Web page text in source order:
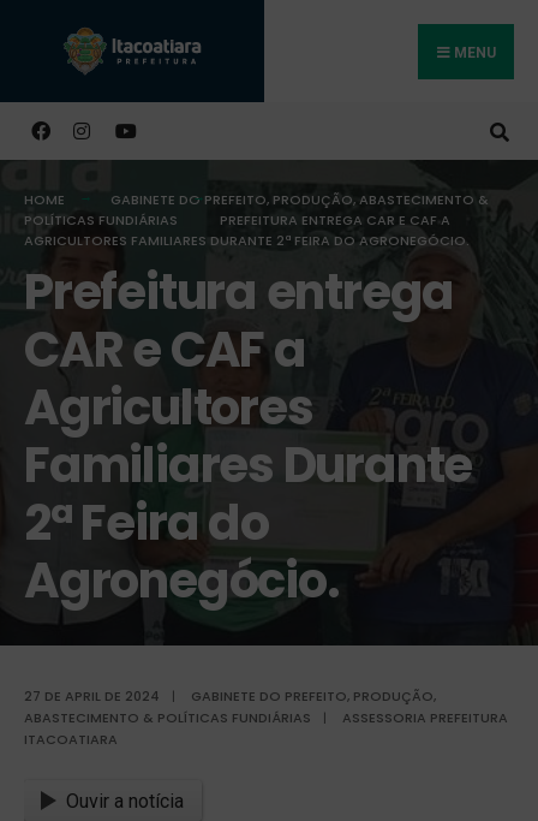
MENU
HOME GABINETE DO PREFEITO, PRODUÇÃO, ABASTECIMENTO &
POLÍTICAS FUNDIÁRIAS
PREFEITURA ENTREGA CAR E CAF A
AGRICULTORES FAMILIARES DURANTE 2ª FEIRA DO AGRONEGÓCIO.
Prefeitura entrega
CAR e CAF a
Agricultores
Familiares Durante
2ª Feira do
Agronegócio.
27 DE APRIL DE 2024 | GABINETE DO PREFEITO, PRODUÇÃO,
ABASTECIMENTO & POLÍTICAS FUNDIÁRIAS
|
ASSESSORIA PREFEITURA
ITACOATIARA
Ouvir a notícia
Buscar